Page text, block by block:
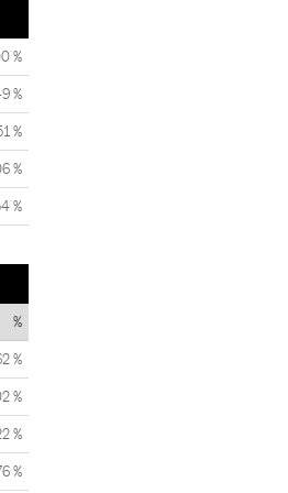
%
%
%
%
%
%
%
%
%
%